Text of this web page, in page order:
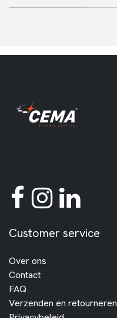
Customer service
Over ons
Contact
FAQ
Verzenden en retourneren